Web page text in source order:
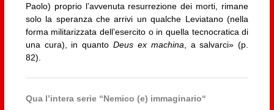
Paolo) proprio l’avvenuta resurrezione dei morti, rimane
solo la speranza che arrivi un qualche Leviatano (nella
forma militarizzata dell’esercito o in quella tecnocratica di
una cura), in quantoDeus ex machina , a salvarci» (p.
82).
Qua l’intera serie “Nemico (e) immaginario“